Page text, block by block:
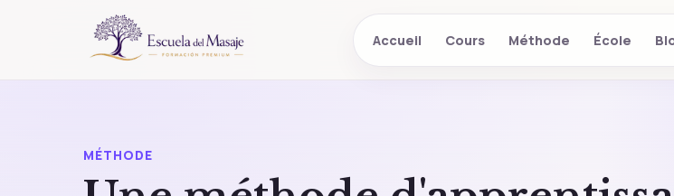
Accueil Cours Méthode École
MÉTHODE